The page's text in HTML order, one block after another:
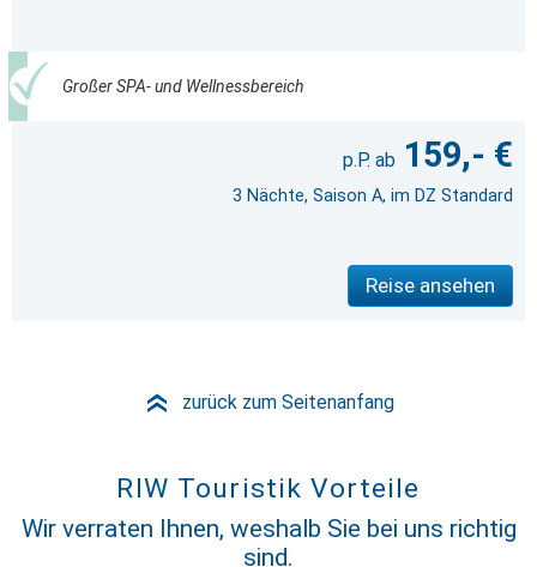
Großer SPA- und Wellnessbereich
159,- €
3 Nächte, Saison A, im DZ Standard
Reise ansehen
» zurück zum Seitenanfang
RIW Touristik Vorteile
Wir verraten Ihnen, weshalb Sie bei uns richtig
sind.